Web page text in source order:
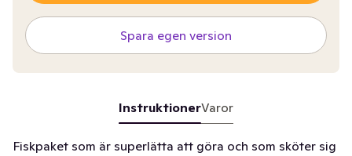
Spara egen version
InstruktionerVaror
Fiskpaket som är superlätta att göra och som sköter sig